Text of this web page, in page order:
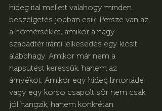
hideg ital mellett valahogy minden
beszélgetés jobban esik. Persze van az
a hőmérséklet, amikor a nagy
szabadtér iránti lelkesedés egy kicsit
alábbhagy. Amikor már nem a
napsütést keressük, hanem az
árnyékot. Amikor egy hideg limonádé
vagy egy korsó csapolt sör nem csak
jól hangzik, hanem konkrétan